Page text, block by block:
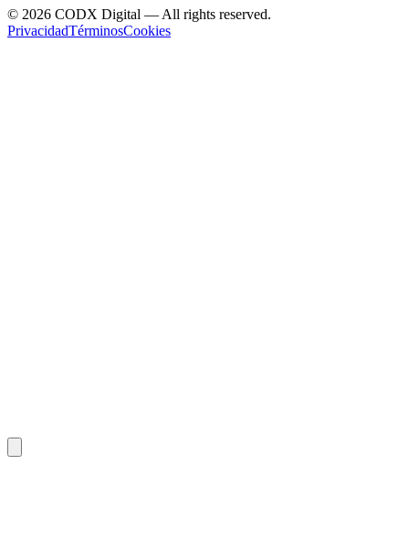
© 2026 CODX Digital — All rights reserved.
PrivacidadTérminosCookies